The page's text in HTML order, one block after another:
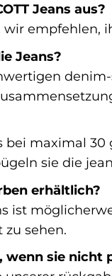
Jeans aus?
empfehlen,
Jeans?
maximal
sie die
erhältlich?
ist
sehen.
wenn sie nicht